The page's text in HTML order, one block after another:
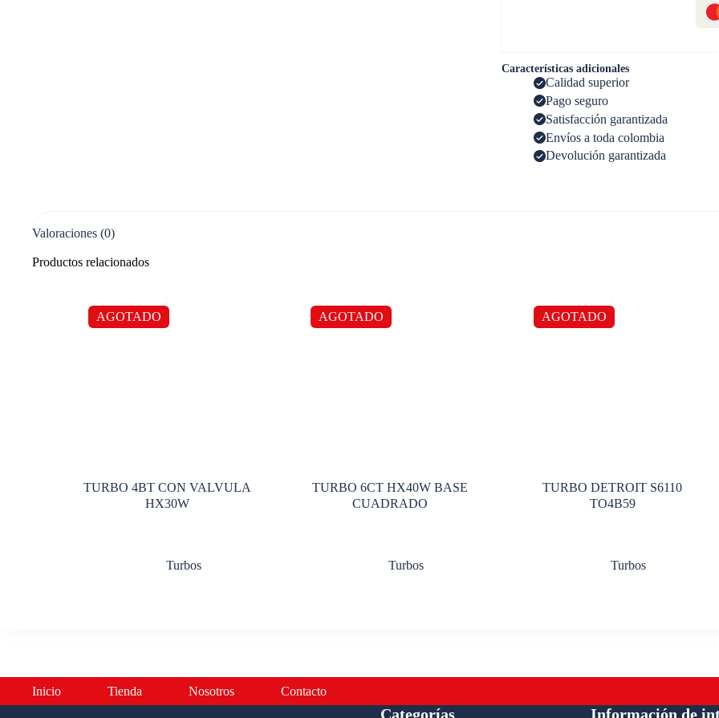
Características adicionales
Calidad superior
Pago seguro
Satisfacción garantizada
Envíos a toda colombia
Devolución garantizada
Valoraciones (0)
Productos relacionados
AGOTADO
TURBO 4BT CON VALVULA
HX30W
Turbos
AGOTADO
TURBO 6CT HX40W BASE
CUADRADO
Turbos
AGOTADO
TURBO DETROIT S6110
TO4B59
Turbos
Inicio Tienda Nosotros Contacto
Categorías Información de